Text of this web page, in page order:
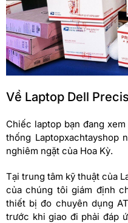
Về Laptop Dell
Chiếc laptop bạn đang
thống Laptopxachtayshop
nghiêm ngặt của Hoa Kỳ.
Tại trung tâm kỹ thuật của
của chúng tôi giám định
thiết bị đo chuyên dụng
trước khi giao đi phải đáp